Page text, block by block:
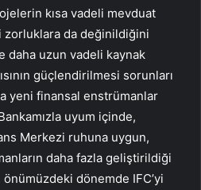
kısa vadeli mevduat
zorluklara da değinildiğini
daha uzun vadeli kaynak
güçlendirilmesi sorunları
yeni finansal enstrümanlar
uyum içinde,
Merkezi ruhuna uygun,
daha fazla geliştirildiği
dönemde IFC’yi